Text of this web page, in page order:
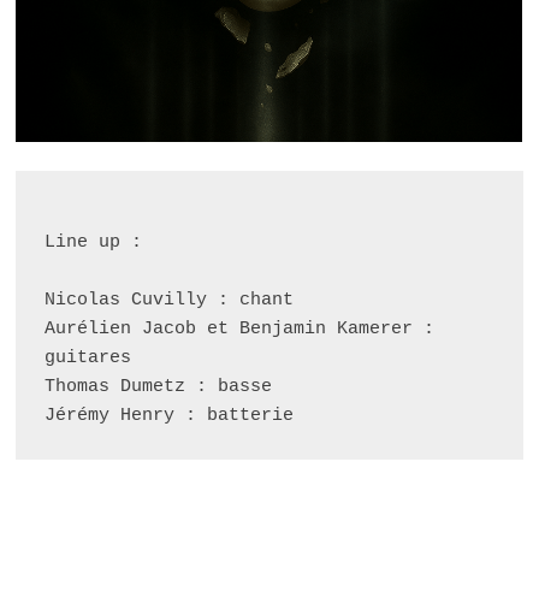
Line up :
Nicolas Cuvilly : chant
Aurélien Jacob et Benjamin Kamerer :
guitares
Thomas Dumetz : basse
Jérémy Henry : batterie